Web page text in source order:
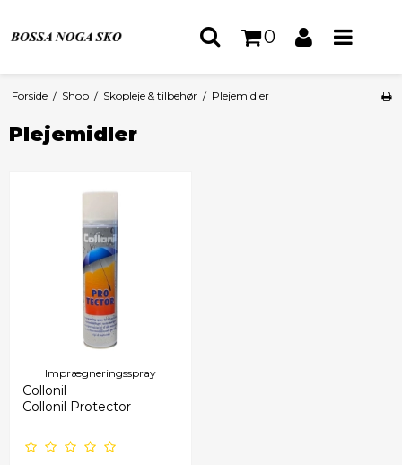
0
Forside / Shop / Skopleje & tilbehør / Plejemidler
Plejemidler
Imprægneringsspray
Collonil
Collonil Protector